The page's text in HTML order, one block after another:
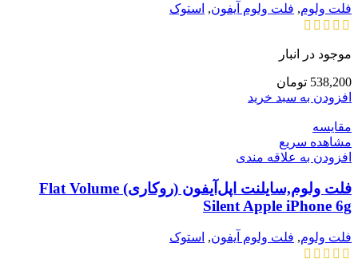
فلت ولوم, فلت ولوم آیفون, استوک
موجود در انبار
538,200 تومان
افزودن به سبد خرید
مقایسه
مشاهده سریع
افزودن به علاقه مندی
فلت ولوم,سایلنت اپل‌آیفون (روکاری) Flat Volume
Silent Apple iPhone 6g
فلت ولوم, فلت ولوم آیفون, استوک